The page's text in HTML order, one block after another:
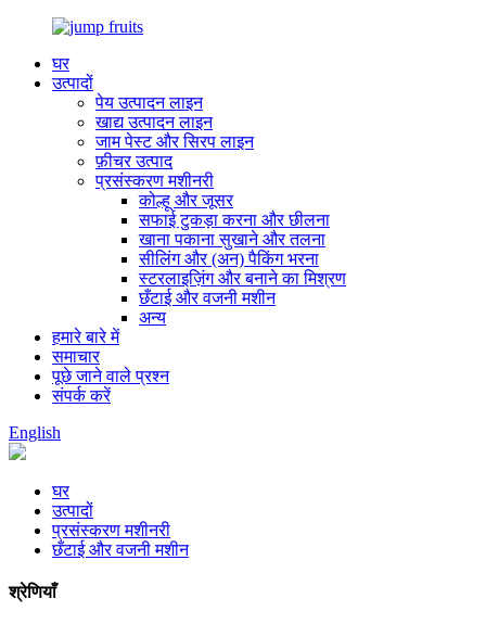
घर
उत्पादों
पेय उत्पादन लाइन
खाद्य उत्पादन लाइन
जाम पेस्ट और सिरप लाइन
फ़ीचर उत्पाद
प्रसंस्करण मशीनरी
कोल्हू और जूसर
सफाई टुकड़ा करना और छीलना
खाना पकाना सुखाने और तलना
सीलिंग और (अन) पैकिंग भरना
स्टरलाइज़िंग और बनाने का मिश्रण
छँटाई और वजनी मशीन
अन्य
हमारे बारे में
समाचार
पूछे जाने वाले प्रश्न
संपर्क करें
English
घर
उत्पादों
प्रसंस्करण मशीनरी
छँटाई और वजनी मशीन
श्रेणियाँ